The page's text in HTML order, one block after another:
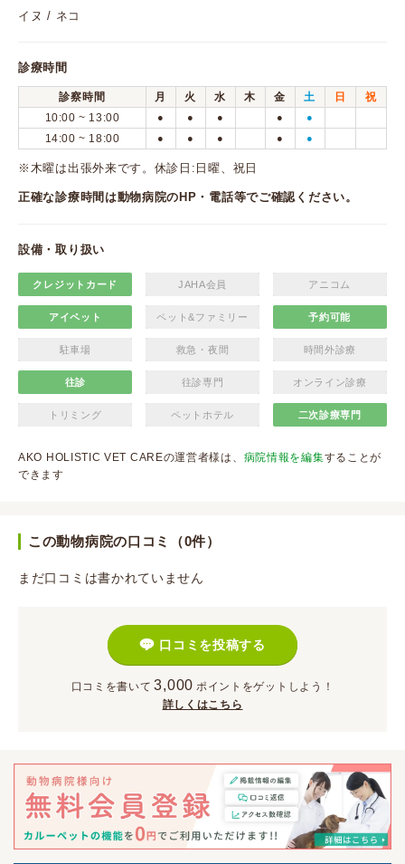
イヌ / ネコ
診療時間
診察時間 月 火 水 木 金 土 日
祝
10:00 ~ 13:00
● ● ● ● ●
14:00 ~ 18:00 ● ● ● ● ●
※木曜は出張外来です。休診日:日曜、祝日
正確な診療時間は動物病院のHP・電話等でご確認ください。
設備・取り扱い
クレジットカード JAHA会員 アニコム
アイペット ペット&ファミリー 予約可能
駐車場 救急・夜間 時間外診療
往診 往診専門 オンライン診療
トリミング ペットホテル 二次診療専門
AKO HOLISTIC VET CAREの運営者様は、 病院情報を編集することが
できます
この動物病院の口コミ（0件）
まだ口コミは書かれていません
口コミを投稿する
口コミを書いて 3,000 ポイント をゲットしよう！
詳しくはこちら